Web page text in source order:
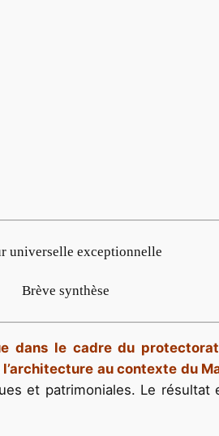
universelle exceptionnelle
Brève synthèse
dans le cadre du
au contexte du
et patrimoniales. Le résultat